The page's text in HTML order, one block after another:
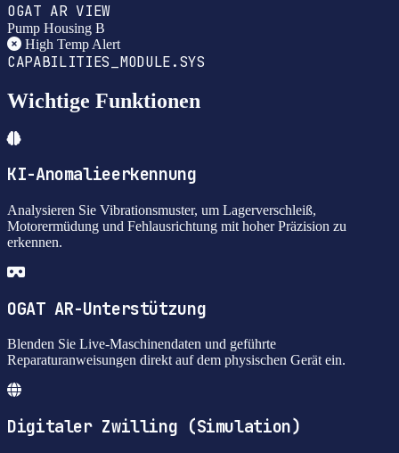
OGAT AR VIEW
Pump Housing B
High Temp Alert
CAPABILITIES_MODULE.SYS
Wichtige Funktionen
KI-Anomalieerkennung
Analysieren Sie Vibrationsmuster, um Lagerverschleiß,
Motorermüdung und Fehlausrichtung mit hoher Präzision zu
erkennen.
OGAT AR-Unterstützung
Blenden Sie Live-Maschinendaten und geführte
Reparaturanweisungen direkt auf dem physischen Gerät ein.
Digitaler Zwilling (Simulation)